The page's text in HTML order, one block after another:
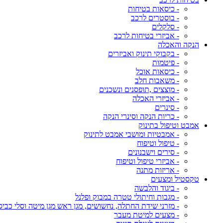
- כיסאות בטיחות
- בוסטרים לרכב
- סלקלים
- אביזרי בטיחות לרכב
הנקה והאכלה
- בקבוקי תינוק ואביזרים
- פיטמות
- כיסאות אוכל
- משאבות חלב
- מוצצים ,תופסנים ונשכנים
- אביזרי האכלה
- סינרים
- כריות הנקה וסינרי הנקה
אמבט וטיפול בתינוק
- אמבטיות ומושבי אמבט לתינוק
- טיפול וטיפוח
- סירים וישבנונים
- אביזרי טיפול וטיפוח
- אריזות מתנה
טקסטיל ומצעים
- ביגוד והלבשה
- מגבות וחיתולי טטרה במבוק ופלנל
- מזרני שידת החתלה, נחשושים, מגן ראש מגן מיטה וסלי
- מצעים למיטת מעבר